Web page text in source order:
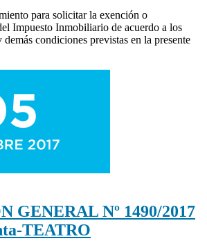
para solicitar la exención o
Impuesto Inmobiliario de acuerdo a los
condiciones previstas en la presente
GENERAL Nº 1490/2017
TEATRO